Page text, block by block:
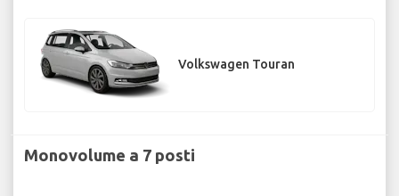
Volkswagen Touran
Monovolume a 7 posti